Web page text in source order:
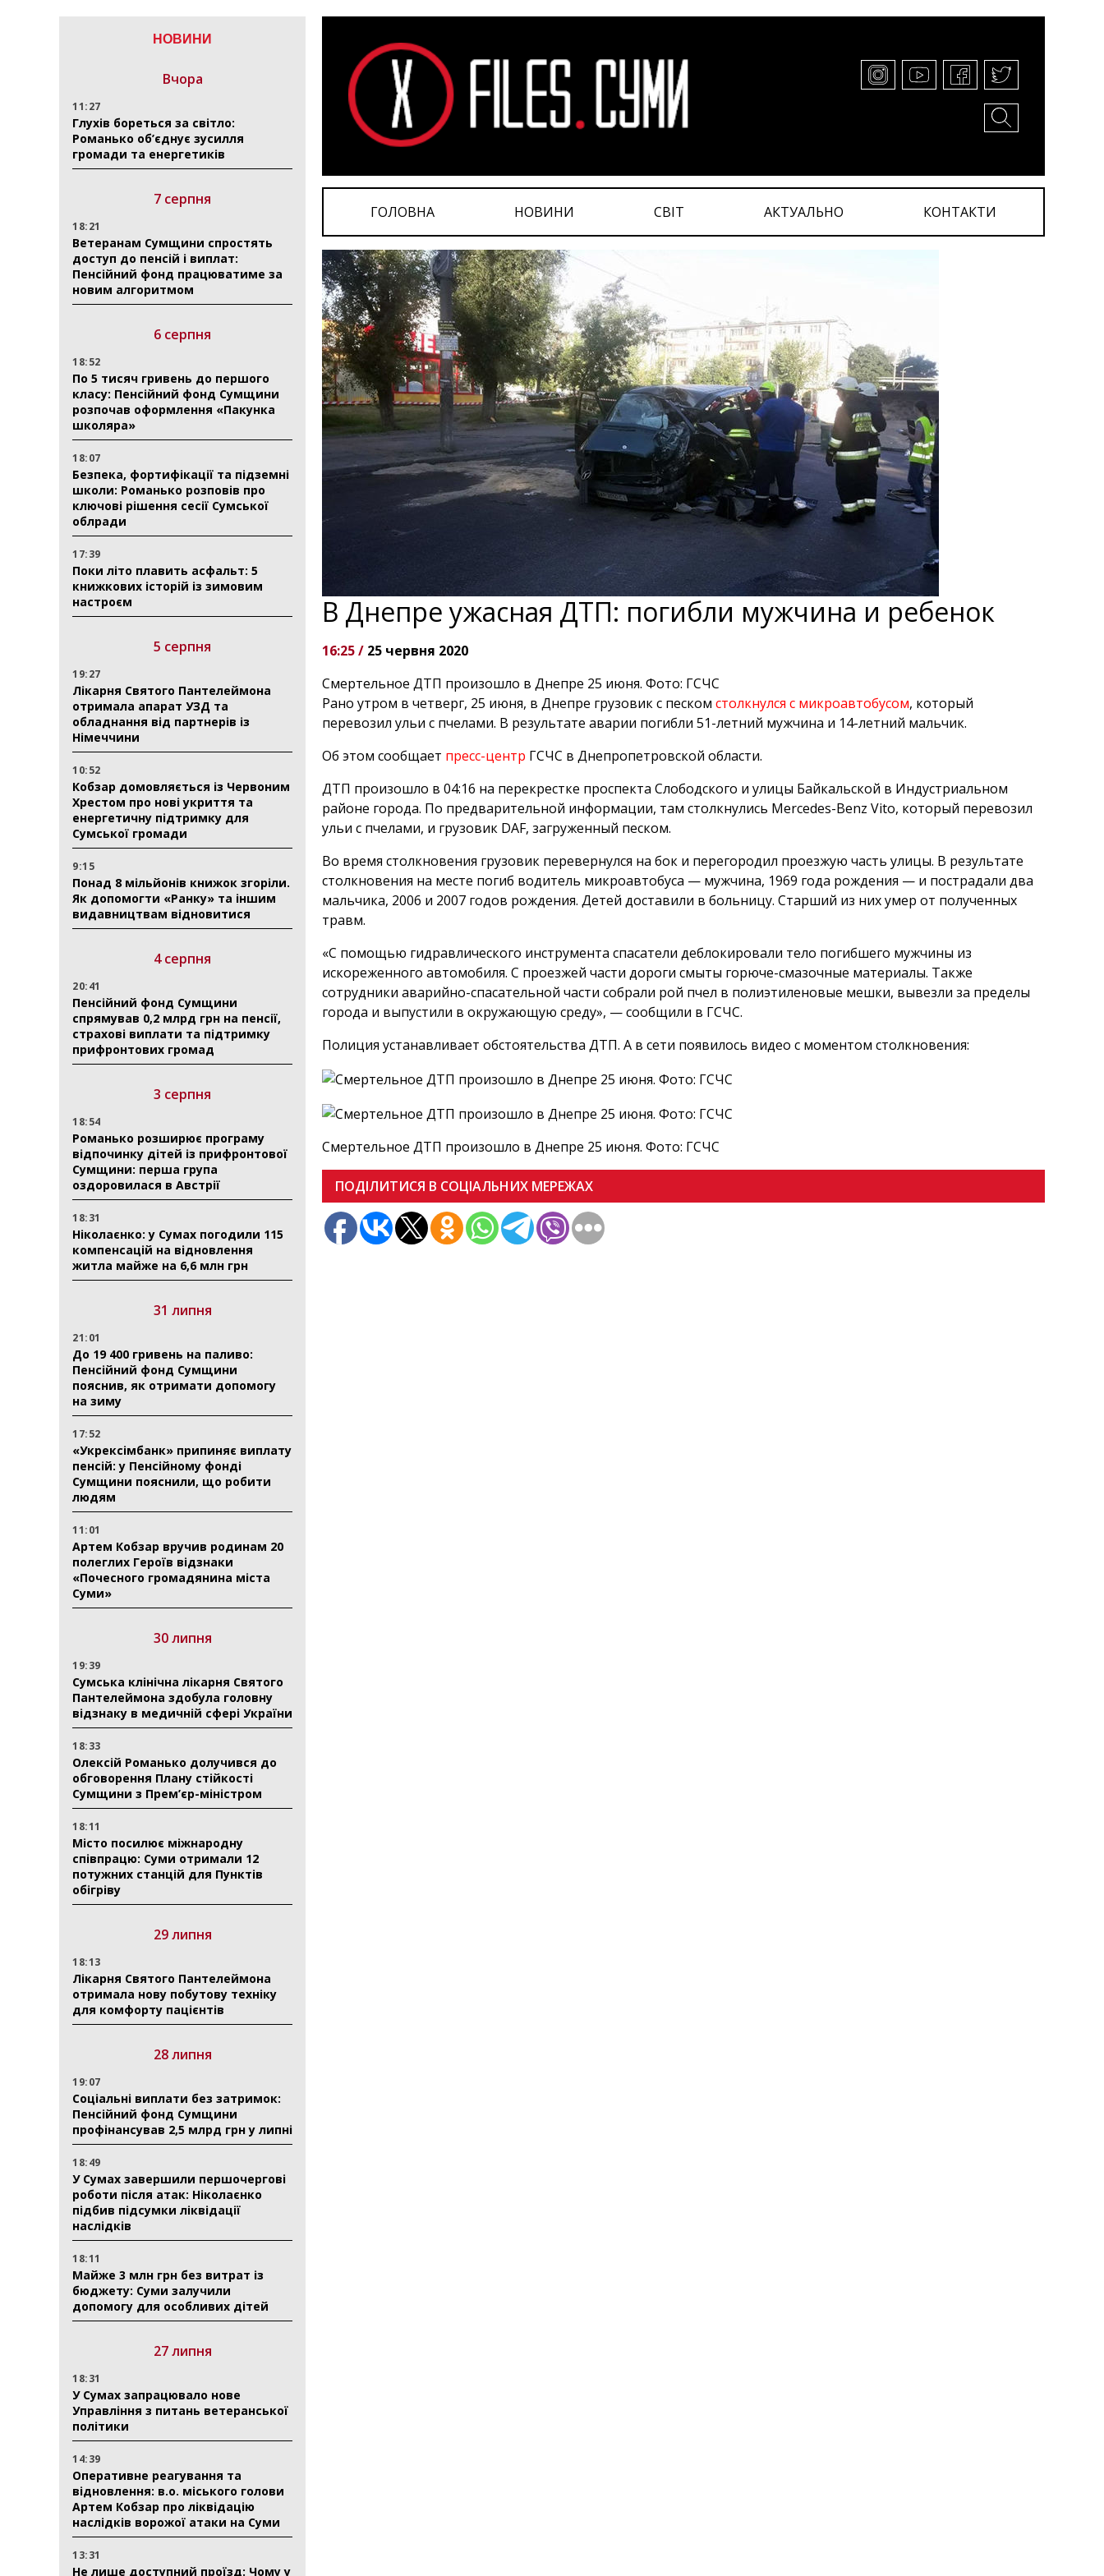
ГОЛОВНА НОВИНИ СВІТ АКТУАЛЬНО КОНТАКТИ
НОВИНИ
Вчора
11:27
Глухів бореться за світло:
Романько об’єднує зусилля
громади та енергетиків
7 серпня
18:21
Ветеранам Сумщини спростять
доступ до пенсій і виплат:
Пенсійний фонд працюватиме за
новим алгоритмом
6 серпня
18:52
По 5 тисяч гривень до першого
класу: Пенсійний фонд Сумщини
розпочав оформлення «Пакунка
школяра»
18:07
Безпека, фортифікації та підземні
школи: Романько розповів про
ключові рішення сесії Сумської
облради
17:39
Поки літо плавить асфальт: 5
книжкових історій із зимовим
настроєм
5 серпня
19:27
Лікарня Святого Пантелеймона
отримала апарат УЗД та
обладнання від партнерів із
Німеччини
10:52
Кобзар домовляється із Червоним
Хрестом про нові укриття та
енергетичну підтримку для
Сумської громади
9:15
Понад 8 мільйонів книжок згоріли.
Як допомогти «Ранку» та іншим
видавництвам відновитися
4 серпня
20:41
Пенсійний фонд Сумщини
спрямував 0,2 млрд грн на пенсії,
страхові виплати та підтримку
прифронтових громад
3 серпня
18:54
Романько розширює програму
відпочинку дітей із прифронтової
Сумщини: перша група
оздоровилася в Австрії
18:31
Ніколаєнко: у Сумах погодили 115
компенсацій на відновлення
житла майже на 6,6 млн грн
31 липня
21:01
До 19 400 гривень на паливо:
Пенсійний фонд Сумщини
пояснив, як отримати допомогу
на зиму
17:52
«Укрексімбанк» припиняє виплату
пенсій: у Пенсійному фонді
Сумщини пояснили, що робити
людям
11:01
Артем Кобзар вручив родинам 20
полеглих Героїв відзнаки
«Почесного громадянина міста
Суми»
30 липня
19:39
Сумська клінічна лікарня Святого
Пантелеймона здобула головну
відзнаку в медичній сфері України
18:33
Олексій Романько долучився до
обговорення Плану стійкості
Сумщини з Прем’єр-міністром
18:11
Місто посилює міжнародну
співпрацю: Суми отримали 12
потужних станцій для Пунктів
обігріву
29 липня
18:13
Лікарня Святого Пантелеймона
отримала нову побутову техніку
для комфорту пацієнтів
28 липня
19:07
Соціальні виплати без затримок:
Пенсійний фонд Сумщини
профінансував 2,5 млрд грн у липні
18:49
У Сумах завершили першочергові
роботи після атак: Ніколаєнко
підбив підсумки ліквідації
наслідків
18:11
Майже 3 млн грн без витрат із
бюджету: Суми залучили
допомогу для особливих дітей
27 липня
18:31
У Сумах запрацювало нове
Управління з питань ветеранської
політики
14:39
Оперативне реагування та
відновлення: в.о. міського голови
Артем Кобзар про ліквідацію
наслідків ворожої атаки на Суми
13:31
Не лише доступний проїзд: Чому у
В Днепре ужасная ДТП: погибли мужчина и ребенок
16:25 / 25 червня 2020
Смертельное ДТП произошло в Днепре 25 июня. Фото: ГСЧС
Рано утром в четверг, 25 июня, в Днепре грузовик с пескомстолкнулся с микроавтобусом, который
перевозил ульи с пчелами. В результате аварии погибли 51-летний мужчина и 14-летний мальчик.
Об этом сообщает пресс-центр ГСЧС в Днепропетровской области.
ДТП произошло в 04:16 на перекрестке проспекта Слободского и улицы Байкальской в Индустриальном
районе города. По предварительной информации, там столкнулись Mercedes-Benz Vito, который перевозил
ульи с пчелами, и грузовик DAF, загруженный песком.
Во время столкновения грузовик перевернулся на бок и перегородил проезжую часть улицы. В результате
столкновения на месте погиб водитель микроавтобуса — мужчина, 1969 года рождения — и пострадали два
мальчика, 2006 и 2007 годов рождения. Детей доставили в больницу. Старший из них умер от полученных
травм.
«С помощью гидравлического инструмента спасатели деблокировали тело погибшего мужчины из
искореженного автомобиля. С проезжей части дороги смыты горюче-смазочные материалы. Также
сотрудники аварийно-спасательной части собрали рой пчел в полиэтиленовые мешки, вывезли за пределы
города и выпустили в окружающую среду», — сообщили в ГСЧС.
Полиция устанавливает обстоятельства ДТП. А в сети появилось видео с моментом столкновения:
Смертельное ДТП произошло в Днепре 25 июня. Фото: ГСЧС
ПОДІЛИТИСЯ В СОЦІАЛЬНИХ МЕРЕЖАХ